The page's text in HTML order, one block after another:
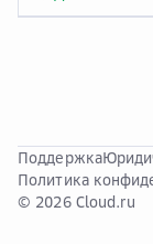
Поддержка
Политика
© 2026 Cloud.ru